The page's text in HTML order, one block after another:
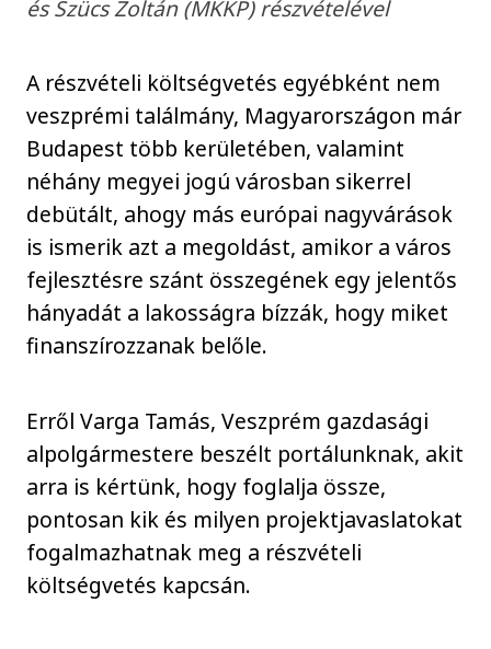
és Szücs Zoltán (MKKP) részvételével
A részvételi költségvetés egyébként nem
veszprémi találmány, Magyarországon már
Budapest több kerületében, valamint
néhány megyei jogú városban sikerrel
debütált, ahogy más európai nagyvárások
is ismerik azt a megoldást, amikor a város
fejlesztésre szánt összegének egy jelentős
hányadát a lakosságra bízzák, hogy miket
finanszírozzanak belőle.
Erről Varga Tamás, Veszprém gazdasági
alpolgármestere beszélt portálunknak, akit
arra is kértünk, hogy foglalja össze,
pontosan kik és milyen projektjavaslatokat
fogalmazhatnak meg a részvételi
költségvetés kapcsán.